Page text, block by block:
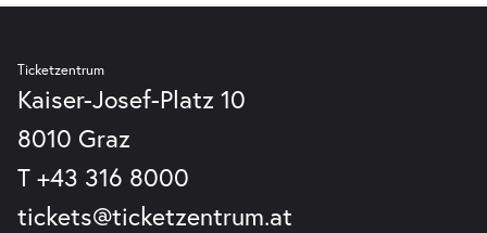
28.02.2027
So. 28.02.2027
Ticketzentrum
Kaiser-Josef-Platz 10
8010 Graz
T +43 316 8000
tickets@ticketzentrum.at